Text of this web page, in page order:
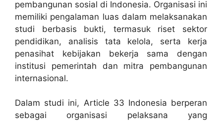
pembangunan sosial di Indonesia. Organisasi ini
memiliki pengalaman luas dalam melaksanakan
studi berbasis bukti, termasuk riset sektor
pendidikan, analisis tata kelola, serta kerja
penasihat kebijakan bekerja sama dengan
institusi pemerintah dan mitra pembangunan
internasional.
Dalam studi ini, Article 33 Indonesia berperan
sebagai organisasi pelaksana yang